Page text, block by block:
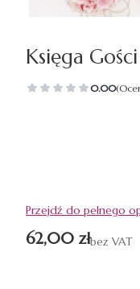
Księga Gości
0.00
Przejdź do pełnego
Cena
62,00 złbez VAT